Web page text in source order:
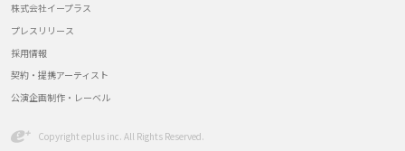
株式会社イープラス
プレスリリース
採用情報
契約・提携アーティスト
公演企画制作・レーベル
Copyright eplus inc. All Rights Reserved.